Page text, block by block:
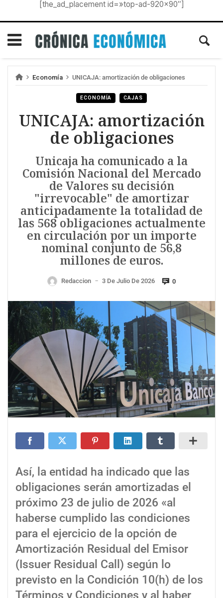
[the_ad_placement id=»top-ad-920×90″]
Economía UNICAJA: amortización de obligaciones
ECONOMÍA CAJAS
UNICAJA: amortización
de obligaciones
Unicaja ha comunicado a la
Comisión Nacional del Mercado
de Valores su decisión
"irrevocable" de amortizar
anticipadamente la totalidad de
las 568 obligaciones actualmente
en circulación por un importe
nominal conjunto de 56,8
millones de euros.
Redaccion — 3 De Julio De 2026 0
Así, la entidad ha indicado que las
obligaciones serán amortizadas el
próximo 23 de julio de 2026 «al
haberse cumplido las condiciones
para el ejercicio de la opción de
Amortización Residual del Emisor
(Issuer Residual Call) según lo
previsto en la Condición 10(h) de los